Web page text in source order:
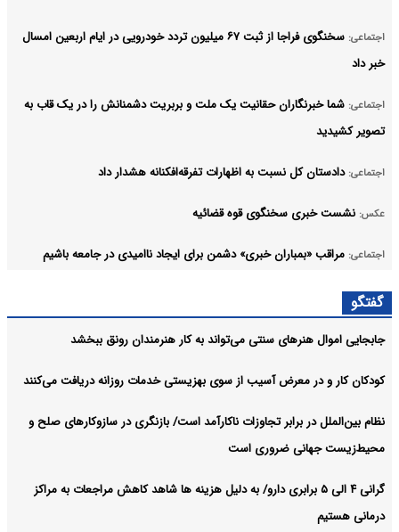
اجتماعی:
سخنگوی فراجا از ثبت ۶۷ میلیون تردد خودرویی در ایام اربعین امسال
خبر داد
اجتماعی: شما خبرنگاران حقانیت یک ملت و بربریت دشمنانش را در یک قاب به
تصویر کشیدید
اجتماعی: دادستان کل نسبت به اظهارات تفرقه‌افکنانه هشدار داد
عکس: نشست خبری سخنگوی قوه قضائیه
اجتماعی: مراقب «بمباران خبری» دشمن برای ایجاد ناامیدی در جامعه باشیم
اجتماعی: خبرنگاران شانه‌به‌شانه امدادگران، راویان ایثار هستند
آرشیو
گفتگو
جابجایی اموال هنرهای سنتی می‌تواند به کار هنرمندان رونق ببخشد
کودکان کار و در معرض آسیب از سوی بهزیستی خدمات روزانه دریافت می‌کنند
نظام بین‌الملل در برابر تجاوزات ناکارآمد است/ بازنگری در سازوکارهای صلح و
محیط‌زیست جهانی ضروری است
گرانی ۴ الی ۵ برابری دارو/ به دلیل هزینه ها شاهد کاهش مراجعات به مراکز
درمانی هستیم